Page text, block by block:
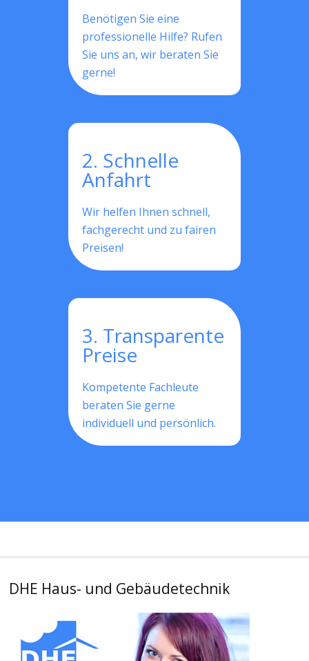
Benötigen Sie eine
professionelle Hilfe? Rufen
Sie uns an, wir beraten Sie
gerne!
2. Schnelle
Anfahrt
Wir helfen Ihnen schnell,
fachgerecht und zu fairen
Preisen!
3. Transparente
Preise
Kompetente Fachleute
beraten Sie gerne
individuell und persönlich.
DHE Haus- und Gebäudetechnik